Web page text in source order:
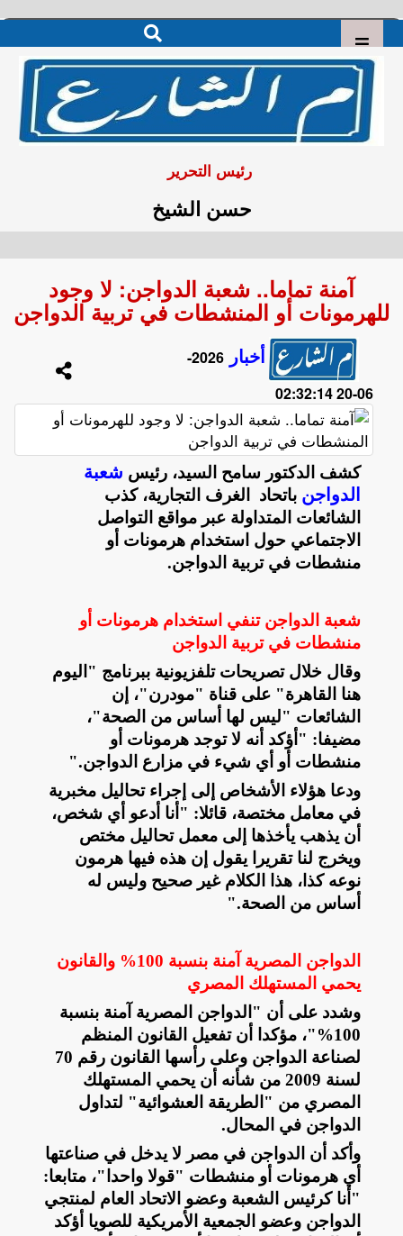
رئيس التحرير
حسن الشيخ
آمنة تماما.. شعبة الدواجن: لا وجود
للهرمونات أو المنشطات في تربية الدواجن
أخبار
2026-
06-20 02:32:14
كشف الدكتور سامح السيد، رئيس شعبة
الدواجن باتحاد الغرف التجارية، كذب
الشائعات المتداولة عبر مواقع التواصل
الاجتماعي حول استخدام هرمونات أو
منشطات في تربية الدواجن.
شعبة الدواجن تنفي استخدام هرمونات أو
منشطات في تربية الدواجن
وقال خلال تصريحات تلفزيونية ببرنامج "اليوم
هنا القاهرة" على قناة "مودرن"، إن
الشائعات "ليس لها أساس من الصحة"،
مضيفا: "أؤكد أنه لا توجد هرمونات أو
منشطات أو أي شيء في مزارع الدواجن".
ودعا هؤلاء الأشخاص إلى إجراء تحاليل مخبرية
في معامل مختصة، قائلا: "أنا أدعو أي شخص،
أن يذهب يأخذها إلى معمل تحاليل مختص
ويخرج لنا تقريرا يقول إن هذه فيها هرمون
نوعه كذا، هذا الكلام غير صحيح وليس له
أساس من الصحة".
الدواجن المصرية آمنة بنسبة 100% والقانون
يحمي المستهلك المصري
وشدد على أن "الدواجن المصرية آمنة بنسبة
100%"، مؤكدا أن تفعيل القانون المنظم
لصناعة الدواجن وعلى رأسها القانون رقم 70
لسنة 2009 من شأنه أن يحمي المستهلك
المصري من "الطريقة العشوائية" لتداول
الدواجن في المحال.
وأكد أن الدواجن في مصر لا يدخل في صناعتها
أي هرمونات أو منشطات "قولا واحدا"، متابعا:
"أنا كرئيس الشعبة وعضو الاتحاد العام لمنتجي
الدواجن وعضو الجمعية الأمريكية للصويا أؤكد